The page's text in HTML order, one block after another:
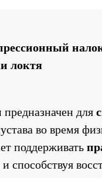
локтя
для
во время
поддерживать
способствуя